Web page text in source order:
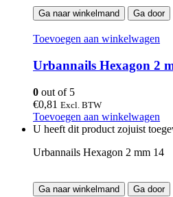
Ga naar winkelmand Ga door
Toevoegen aan winkelwagen
Urbannails Hexagon 2
0 out of 5
€0,81 Excl. BTW
Toevoegen aan winkelwagen
U heeft dit product zojuist
Urbannails Hexagon 2 mm 14
Ga naar winkelmand Ga door